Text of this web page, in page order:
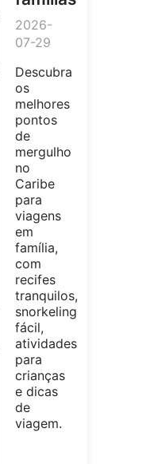
2026-
07-29
Descubra
os
melhores
pontos
de
mergulho
no
Caribe
para
viagens
em
família,
com
recifes
tranquilos,
snorkeling
fácil,
atividades
para
crianças
e dicas
de
viagem.